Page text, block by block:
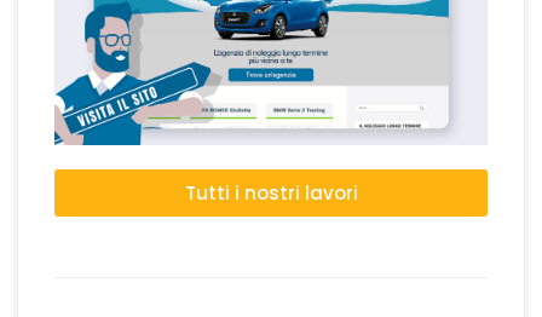
Tutti i nostri lavori